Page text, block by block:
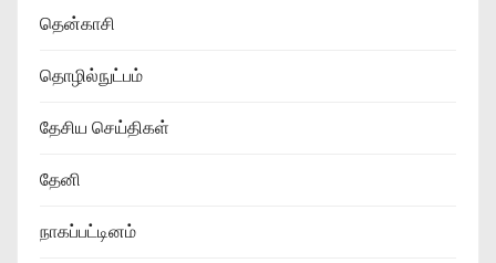
தென்காசி
தொழில்நுட்பம்
தேசிய செய்திகள்
தேனி
நாகப்பட்டினம்